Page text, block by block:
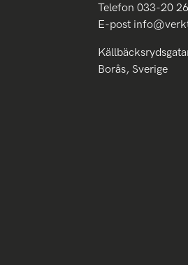
Telefon 033-20
E-post
Borås, Sverige